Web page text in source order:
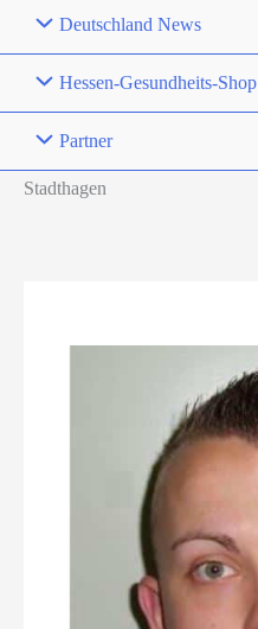
Deutschland News
Hessen-Gesundheits-Shop
Partner
Stadthagen